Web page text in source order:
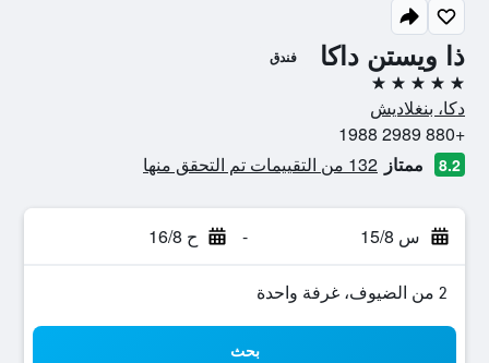
ذا ويستن داكا فندق
5 نجوم
دكا، بنغلاديش
+880 2989 1988
8.2 ممتاز 132 من التقييمات تم التحقق منها
س 15/8 - ح 16/8
2 من الضيوف، غرفة واحدة
بحث